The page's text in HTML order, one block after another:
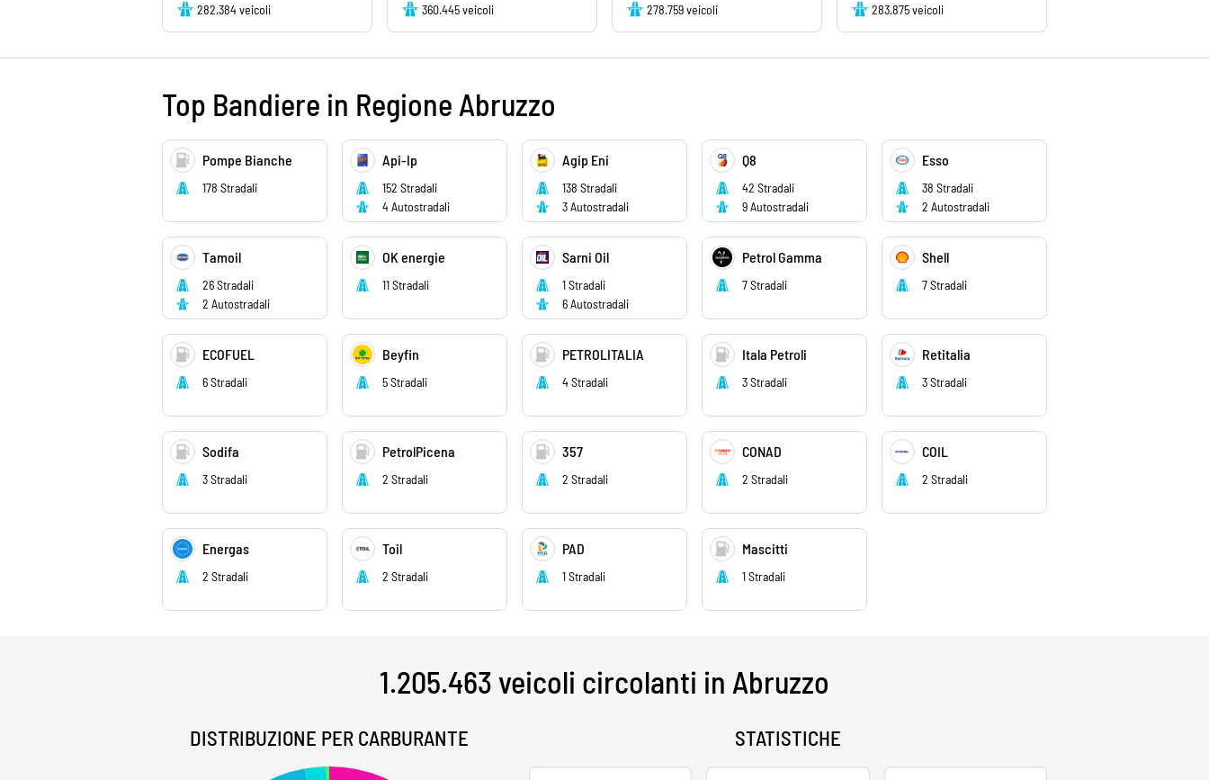
282.384 veicoli
360.445 veicoli
278.759 veicoli
283.875 veicoli
Top Bandiere in Regione Abruzzo
Pompe Bianche
178 Stradali
Api-Ip
152 Stradali
4 Autostradali
Agip Eni
138 Stradali
3 Autostradali
Q8
42 Stradali
9 Autostradali
Esso
38 Stradali
2 Autostradali
Tamoil
26 Stradali
2 Autostradali
OK energie
11 Stradali
Sarni Oil
1 Stradali
6 Autostradali
Petrol Gamma
7 Stradali
Shell
7 Stradali
ECOFUEL
6 Stradali
Beyfin
5 Stradali
PETROLITALIA
4 Stradali
Itala Petroli
3 Stradali
Retitalia
3 Stradali
Sodifa
3 Stradali
PetrolPicena
2 Stradali
357
2 Stradali
CONAD
2 Stradali
COIL
2 Stradali
Energas
2 Stradali
Toil
2 Stradali
PAD
1 Stradali
Mascitti
1 Stradali
1.205.463 veicoli circolanti in Abruzzo
DISTRIBUZIONE PER CARBURANTE STATISTICHE